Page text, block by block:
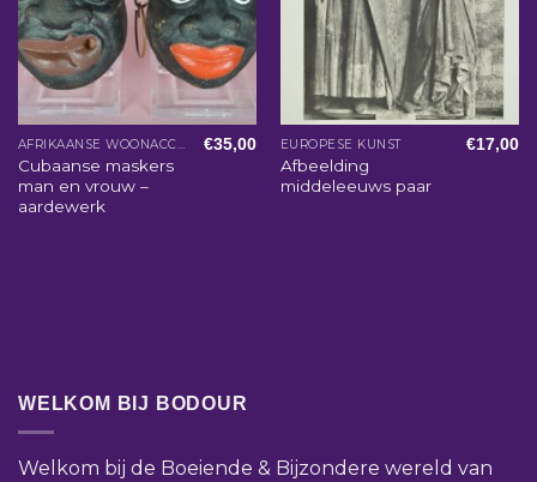
AFRIKAANSE WOONACCESSOIRES
Cubaanse maskers
man en vrouw –
aardewerk
€35,00 EUROPESE KUNST
Afbeelding
middeleeuws paar
€17,00
WELKOM BIJ BODOUR
Welkom bij de Boeiende & Bijzondere wereld van